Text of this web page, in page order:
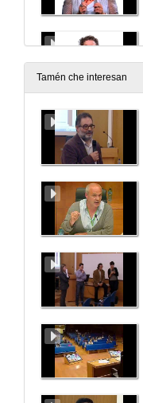
Tamén che interesan